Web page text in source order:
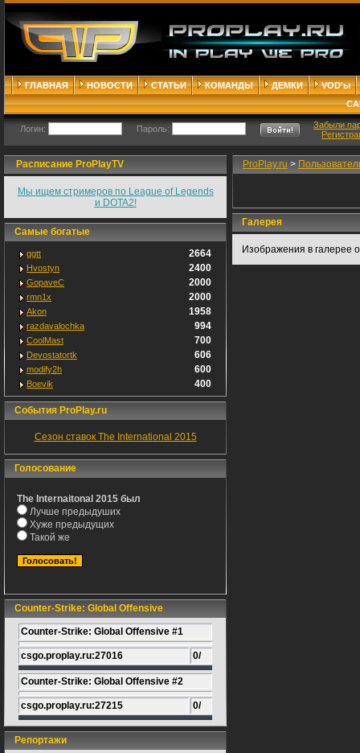
ГЛАВНАЯ НОВОСТИ СТАТЬИ КОМАНДЫ ДЕМКИ
VOD'ы
Логин: Пароль:
Забыли
Расписание ProPlayTV
Мы ищем стримеров по League of Legends
и DOTA2!
Самые богатые
ggtt 2664
Hvostyn 2400
GopaveC 2000
rmn1x 2000
Akon 1958
razdavalochka 994
CoolMast 700
Devostatortk 606
modify2h 600
Boevik 400
События ProPlay.ru
Сезон ставок The International 2015
Голосование
The Internaitonal 2015 был
Лучше предыдуших
Хуже предыдущих
Такой же
Counter-Strike: Global Offensive
Counter-Strike: Global Offensive #1
csgo.proplay.ru:27016 0/
Counter-Strike: Global Offensive #2
csgo.proplay.ru:27215 0/
Репортажи
ProPlay.ru >
Галерея
Изображения в галерее